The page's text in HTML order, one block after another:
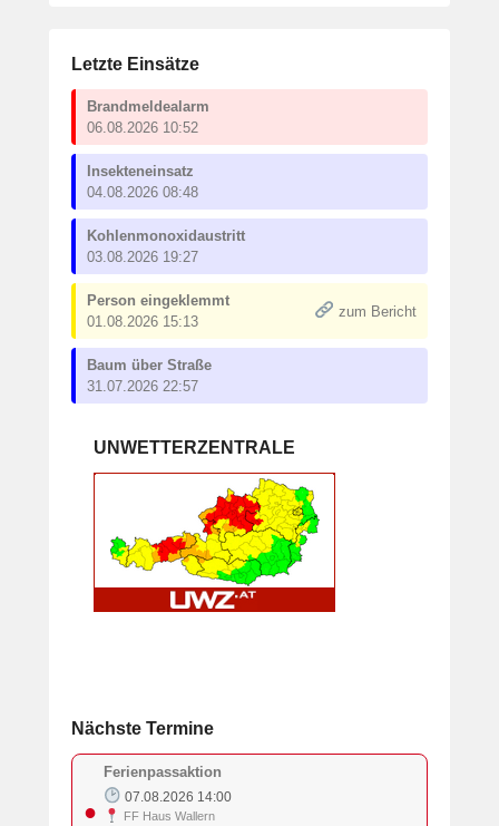
Letzte Einsätze
Brandmeldealarm
06.08.2026 10:52
Insekteneinsatz
04.08.2026 08:48
Kohlenmonoxidaustritt
03.08.2026 19:27
Person eingeklemmt
01.08.2026 15:13
zum Bericht
Baum über Straße
31.07.2026 22:57
UNWETTERZENTRALE
Nächste Termine
●
Ferienpassaktion
07.08.2026 14:00
FF Haus Wallern